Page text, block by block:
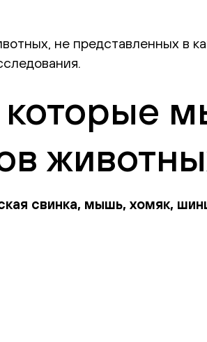
не представленных в
которые
свинка, мышь, хомяк,